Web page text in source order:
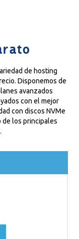
de hosting
Disponemos de
avanzados
con el mejor
con discos NVMe
de los principales